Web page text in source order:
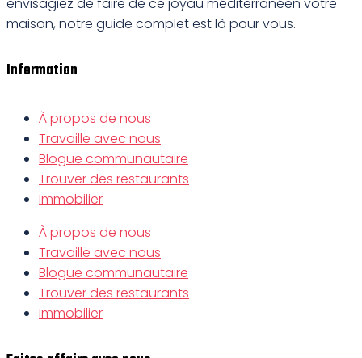
maison, notre guide complet est là pour vous.
Information
À propos de nous
Travaille avec nous
Blogue communautaire
Trouver des restaurants
Immobilier
À propos de nous
Travaille avec nous
Blogue communautaire
Trouver des restaurants
Immobilier